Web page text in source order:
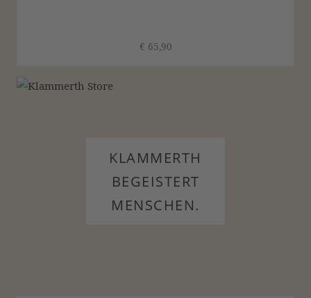
€ 65,90
KLAMMERTH
BEGEISTERT
MENSCHEN.